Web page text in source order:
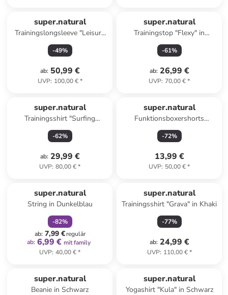
super.natural
Trainingslongsleeve "Leisure
Air" in Schwarz
-49%
ab: 50,99 €
UVP: 100,00 €*
super.natural
Trainingstop "Flexy" in
Schwarz
-61%
ab: 26,99 €
UVP: 70,00 €*
super.natural
Trainingsshirt "Surfing
Flowers" in Gelb
-62%
ab: 29,99 €
UVP: 80,00 €*
super.natural
Funktionsboxershorts
"Tundra" in Anthrazit
-72%
13,99 €
UVP: 50,00 €*
super.natural
String in Dunkelblau
-82%
ab: 7,99 €regulär
ab: 6,99 € mit family
UVP: 40,00 €*
super.natural
Trainingsshirt "Grava" in Khaki
-77%
ab: 24,99 €
UVP: 110,00 €*
super.natural
Beanie in Schwarz
super.natural
Yogashirt "Kula" in Schwarz